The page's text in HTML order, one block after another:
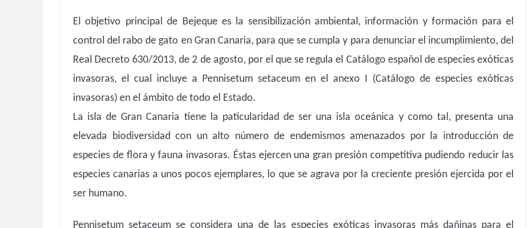
El objetivo principal de Bejeque es la sensibilización ambiental, información y formación para el
control del rabo de gato en Gran Canaria, para que se cumpla y para denunciar el incumplimiento, del
Real Decreto 630/2013, de 2 de agosto, por el que se regula el Catálogo español de especies exóticas
invasoras, el cual incluye a Pennisetum setaceum en el anexo I (Catálogo de especies exóticas
invasoras) en el ámbito de todo el Estado.
La isla de Gran Canaria tiene la paticularidad de ser una isla oceánica y como tal, presenta una
elevada biodiversidad con un alto número de endemismos amenazados por la introducción de
especies de flora y fauna invasoras. Éstas ejercen una gran presión competitiva pudiendo reducir las
especies canarias a unos pocos ejemplares, lo que se agrava por la creciente presión ejercida por el
ser humano.
Pennisetum setaceum se considera una de las especies exóticas invasoras más dañinas para el